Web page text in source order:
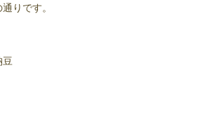
りです。
豆